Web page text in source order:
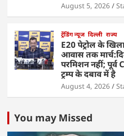
August 5, 2026
ट्रेंडिंग न्यूज दिल्ली राज्य
E20 पेट्रोल के
आवास तक
परमिशन नहीं;
ट्रम्प के दबाव में है
August 4, 2026
You may Missed